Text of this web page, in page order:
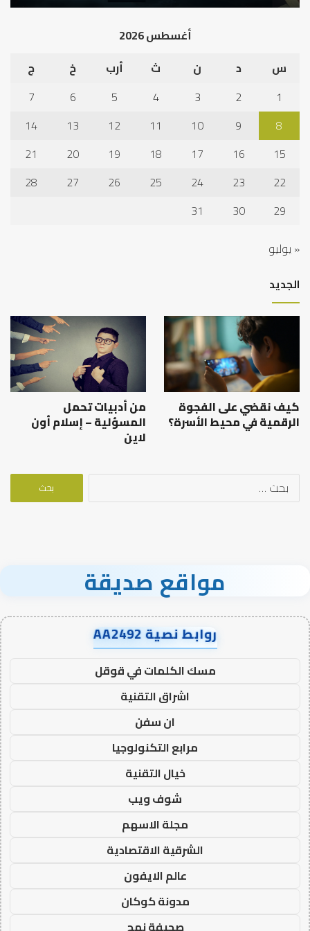
أغسطس 2026
س
د ن ث أرب خ
ج
1
2
3
4
5
6
7
8
9
10
11
12
13
14
15
16
17
18
19
20
21
22
23
24
25
26
27
28
29
30
31
« يوليو
الجديد
كيف نقضي على الفجوة
الرقمية في محيط الأسرة؟
من أدبيات تحمل
المسؤلية – إسلام أون
لاين
البحث
مواقع صديقة
روابط نصية AA2492
مسك الكلمات في قوقل
اشراق التقنية
ان سفن
مرابع التكنولوجيا
خيال التقنية
شوف ويب
مجلة الاسهم
الشرقية الاقتصادية
عالم الايفون
مدونة كوكان